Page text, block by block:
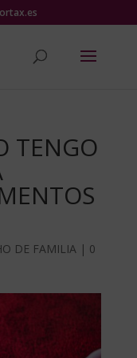
TENGO
DE FAMILIA| 0